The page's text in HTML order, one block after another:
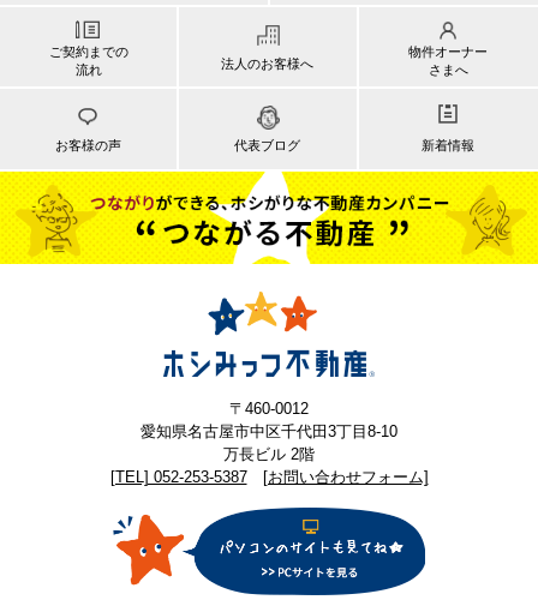
ご契約までの
流れ
法人のお客様へ
物件オーナー
さまへ
お客様の声 代表ブログ 新着情報
〒460-0012
愛知県名古屋市中区千代田3丁目8-10
万長ビル 2階
[TEL] 052-253-5387
[お問い合わせフォーム]